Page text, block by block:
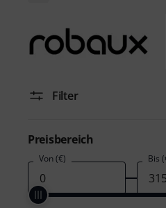
Filter
Preisbereich
Von (€) Bis